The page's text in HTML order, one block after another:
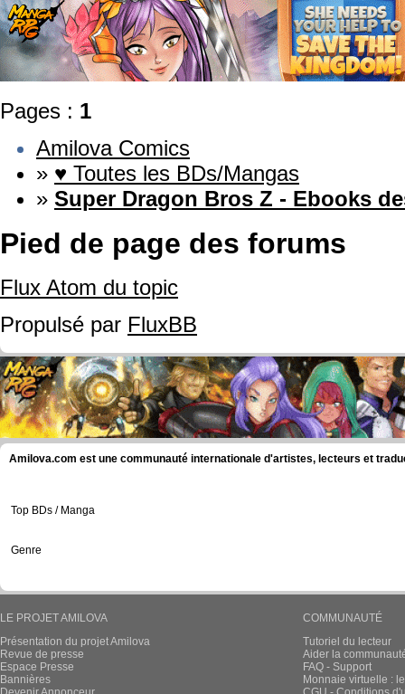
Pages : 1
Amilova Comics
» ♥ Toutes les BDs/Mangas
» Super Dragon Bros Z - Ebooks
Pied de page des forums
Flux Atom du topic
Propulsé par FluxBB
Amilova.com est une communauté internationale d'artistes, lecteurs et
Top BDs / Manga
Genre
LE PROJET AMILOVA
Présentation du projet Amilova
Revue de presse
Espace Presse
Bannières
COMMUNAUTÉ
Tutoriel du lecteur
Aider la
FAQ - Support
Monnaie virtuelle :